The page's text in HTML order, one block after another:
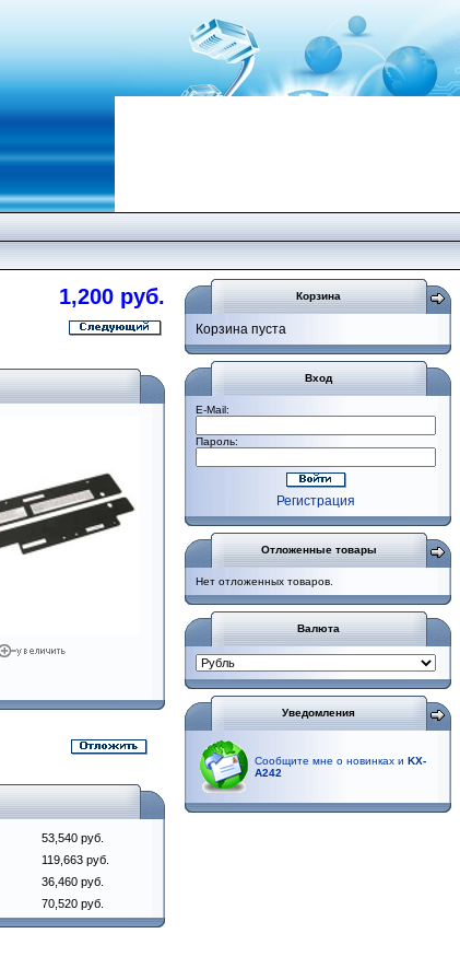
1,200 руб.
53,540 руб.
119,663 руб.
36,460 руб.
70,520 руб.
Корзина
Корзина пуста
Вход
E-Mail:
Пароль:
Регистрация
Отложенные товары
Нет отложенных товаров.
Валюта
Уведомления
Сообщите мне о новинках и KX-
A242